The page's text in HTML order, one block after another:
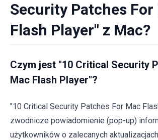
Security Patches For
Flash Player" z Mac?
Czym jest "10 Critical Security
Mac Flash Player"?
"10 Critical Security Patches For Mac
zwodnicze powiadomienie (pop-up)
użytkowników o zalecanych